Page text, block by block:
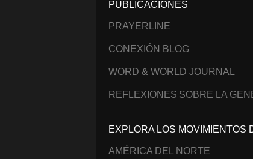
PUBLICACIONES
PRAYERLINE
CONEXIÓN BLOG
WORD & WORLD JOURNAL
REFLEXIONES SOBRE LA
EXPLORA LOS MOVIMIENTOS
AMÉRICA DEL NORTE